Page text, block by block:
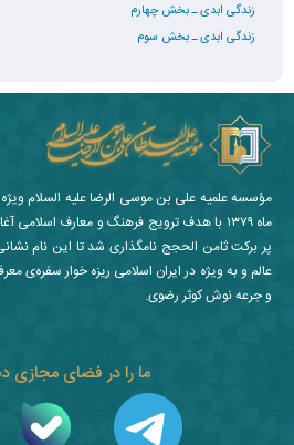
زندگی ابدی ـ بخش چهارم
زندگی ابدی ـ بخش سوم
ما را در فضای مجازی
مؤسسه علمیه علی بن موسی الرضا علیه السلام ویژه
ماه ۱۳۷۹ با هدف ترویج فرهنگ و معارف
پر برکت ثامن الحجج نامگذاری شد تا این نام
عالم و به ویژه در ایران اسلامی ریزه خوار سفره‌ی
و جرعه نوش کوثر رضوی.